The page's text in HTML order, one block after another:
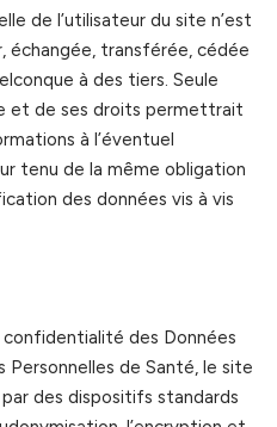
de l’utilisateur du site n’est
échangée, transférée, cédée
à des tiers. Seule
et de ses droits permettrait
à l’éventuel
tenu de la même obligation
des données vis à vis
des Données
Personnelles de Santé, le site
des dispositifs standards